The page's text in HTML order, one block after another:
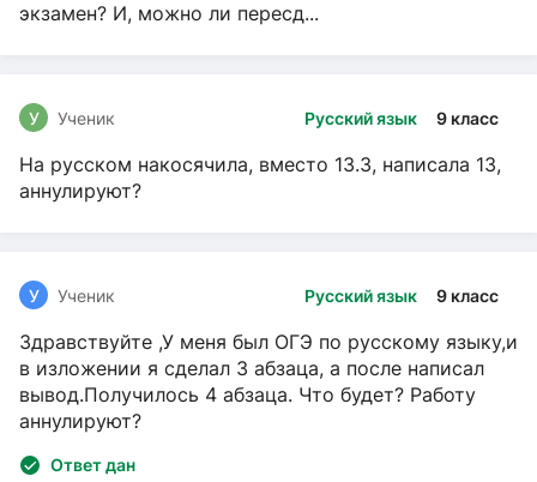
экзамен? И, можно ли пересд...
Русский язык 9 класс
У Ученик
На русском накосячила, вместо 13.3, написала 13,
аннулируют?
Русский язык 9 класс
У Ученик
Здравствуйте ,У меня был ОГЭ по русскому языку,и
в изложении я сделал 3 абзаца, а после написал
вывод.Получилось 4 абзаца. Что будет? Работу
аннулируют?
Ответ дан